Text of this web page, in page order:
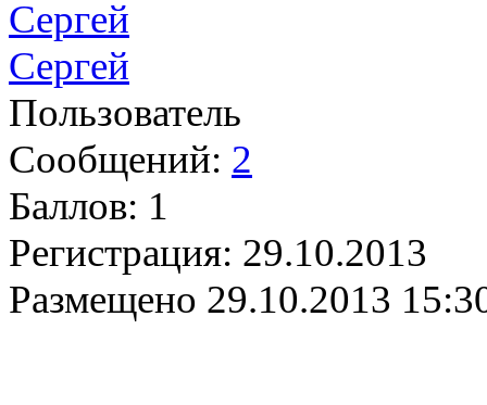
Сергей
Пользователь
Сообщений: 2
Баллов: 1
Регистрация: 29.10.2013
Размещено 29.10.2013